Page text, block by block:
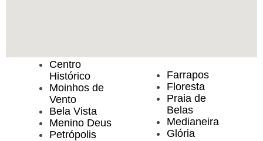
Centro
Histórico
Moinhos de
Vento
Bela Vista
Menino Deus
Petrópolis
Farrapos
Floresta
Praia de
Belas
Medianeira
Glória